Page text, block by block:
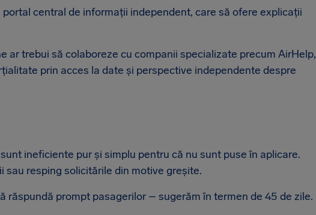
central de informații independent, care să ofere explicații
ar trebui să colaboreze cu companii specializate precum AirHelp,
prin acces la date și perspective independente despre
ineficiente pur și simplu pentru că nu sunt puse în aplicare.
sau resping solicitările din motive greșite.
răspundă prompt pasagerilor – sugerăm în termen de 45 de zile.